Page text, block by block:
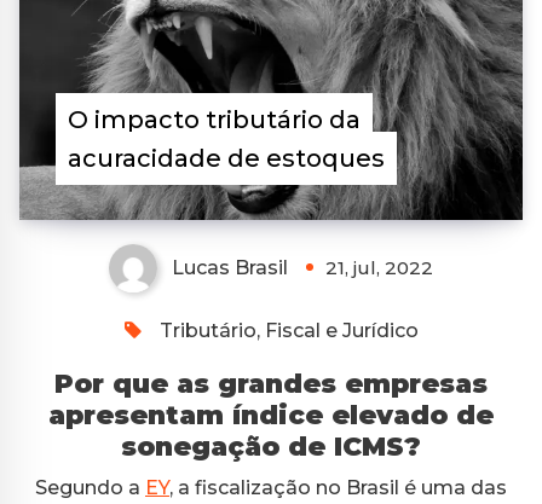
O impacto tributário da
acuracidade de estoques
Lucas Brasil 21, jul, 2022
Tributário, Fiscal e Jurídico
Por que as grandes empresas
apresentam índice elevado de
sonegação de ICMS?
Segundo a EY, a fiscalização no Brasil é uma das